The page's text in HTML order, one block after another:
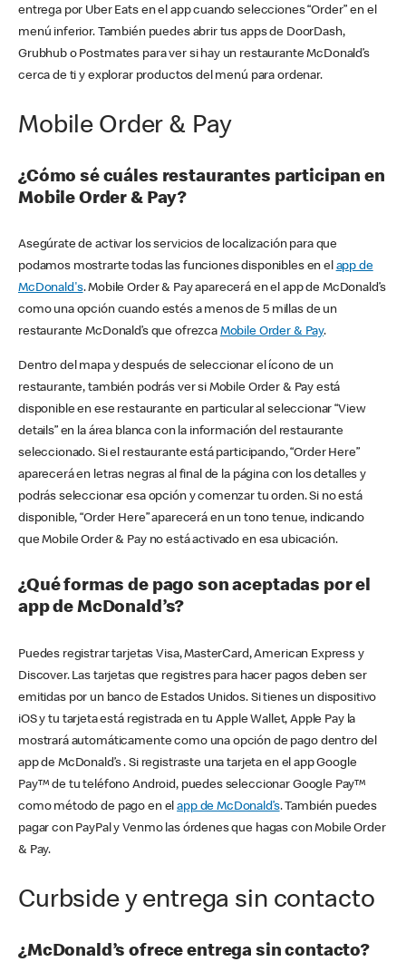
entrega por Uber Eats en el app cuando selecciones “Order” en el
menú inferior. También puedes abrir tus apps de DoorDash,
Grubhub o Postmates para ver si hay un restaurante McDonald’s
cerca de ti y explorar productos del menú para ordenar.
Mobile Order & Pay
¿Cómo sé cuáles restaurantes participan en
Mobile Order & Pay?
Asegúrate de activar los servicios de localización para que
podamos mostrarte todas las funciones disponibles en el app de
McDonald's. Mobile Order & Pay aparecerá en el app de McDonald’s
como una opción cuando estés a menos de 5 millas de un
restaurante McDonald’s que ofrezca Mobile Order & Pay.
Dentro del mapa y después de seleccionar el ícono de un
restaurante, también podrás ver si Mobile Order & Pay está
disponible en ese restaurante en particular al seleccionar “View
details” en la área blanca con la información del restaurante
seleccionado. Si el restaurante está participando, “Order Here”
aparecerá en letras negras al final de la página con los detalles y
podrás seleccionar esa opción y comenzar tu orden. Si no está
disponible, “Order Here” aparecerá en un tono tenue, indicando
que Mobile Order & Pay no está activado en esa ubicación.
¿Qué formas de pago son aceptadas por el
app de McDonald’s?
Puedes registrar tarjetas Visa, MasterCard, American Express y
Discover. Las tarjetas que registres para hacer pagos deben ser
emitidas por un banco de Estados Unidos. Si tienes un dispositivo
iOS y tu tarjeta está registrada en tu Apple Wallet, Apple Pay la
mostrará automáticamente como una opción de pago dentro del
app de McDonald’s . Si registraste una tarjeta en el app Google
Pay™ de tu teléfono Android, puedes seleccionar Google Pay™
como método de pago en elapp de McDonald’s. También puedes
pagar con PayPal y Venmo las órdenes que hagas con Mobile Order
& Pay.
Curbside y entrega sin contacto
¿McDonald’s ofrece entrega sin contacto?